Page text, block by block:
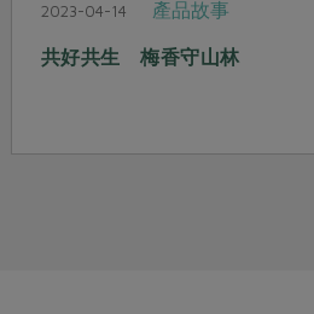
2023-04-14 產品故事
共好共生 梅香守山林